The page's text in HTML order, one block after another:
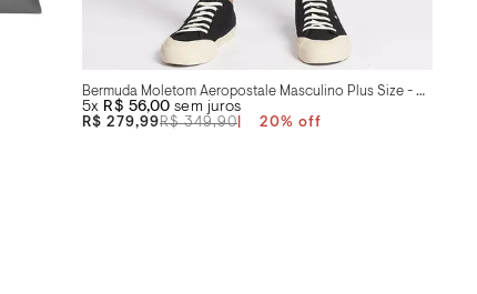
Bermuda Moletom Aeropostale Masculino Plus Size - Mescla Claro Alvejado
R$ 349,90
R$ 279,99 20%
5x R$ 56,00sem juros